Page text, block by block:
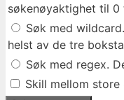
søkenøyaktighet til 0
Søk med
helst av de tre
Søk med regex.
Skill mellom